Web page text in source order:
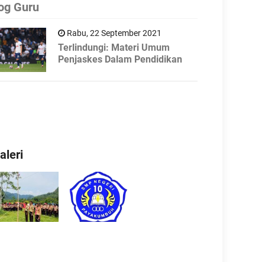
Guru
Rabu, 22 September 2021
Terlindungi: Materi Umum
Penjaskes Dalam Pendidikan